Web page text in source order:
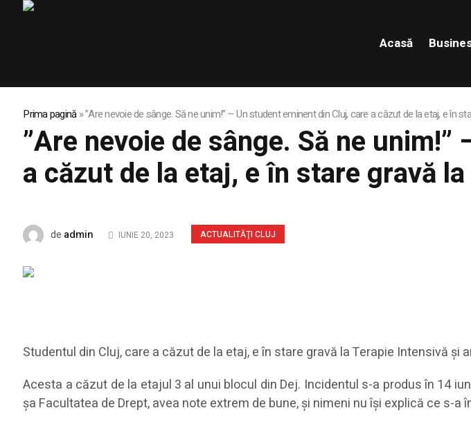
Acasă
Prima pagină»”Are nevoie de sânge. Să ne unim!” – Un student eminent din Cluj, care a căzut de la etaj, e în
”Are nevoie de sânge. Să ne
a căzut de la etaj, e în stare gravă
ACTUALITĂŢI CLUJ
de admin IUNIE 20, 2023
Studentul din Cluj, care a căzut de la etaj, e în stare gravă la Terapie Intensivă și
Acesta a căzut de la etajul 3 al unui blocul din Dej. Incidentul s-a produs în 14
șa Facultatea de Drept, avea note extrem de bune, și nimeni nu își explică ce s-a